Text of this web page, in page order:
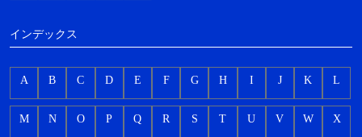
インデックス
A B C D E F G H I J K L
M N O P Q R S T U V W X